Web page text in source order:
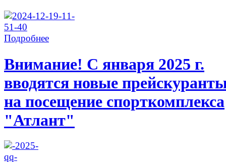
Подробнее
Внимание! С января 2025 г.
вводятся новые
на посещение спорткомплекса
"Атлант"